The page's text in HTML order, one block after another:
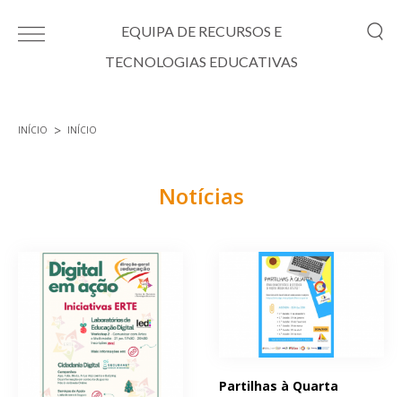
EQUIPA DE RECURSOS E
TECNOLOGIAS EDUCATIVAS
INÍCIO INÍCIO
Notícias
Partilhas à Quarta
Páginas